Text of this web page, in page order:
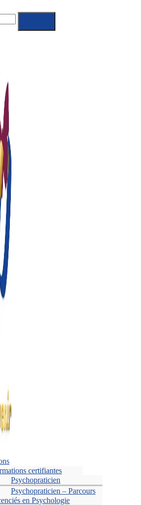
certifiantes
Psychopraticien
Psychopraticien – Parcours
en Psychologie